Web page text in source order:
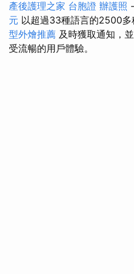
產後護理之家 台胞證 辦護照 -
元 以超過33種語言的2500多
型外燴推薦 及時獲取通知，
受流暢的用戶體驗。